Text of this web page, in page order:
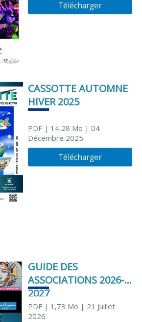
Télécharger
CASSOTTE AUTOMNE
HIVER 2025
PDF| 14,28 Mo | 04
Décembre 2025
Télécharger
GUIDE DES
ASSOCIATIONS 2026-
2027
PDF| 1,73 Mo | 21 Juillet
2026